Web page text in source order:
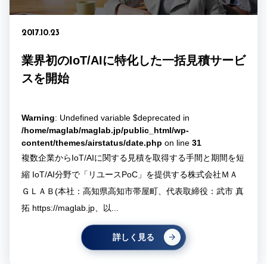
2017.10.23
業界初のIoT/AIに特化した一括見積サービ
スを開始
Warning: Undefined variable $deprecated in
/home/maglab/maglab.jp/public_html/wp-
content/themes/airstatus/date.php on line 31
複数企業からIoT/AIに関する見積を取得する手間と期間を短
縮 IoT/AI分野で「リユースPoC」を提供する株式会社ＭＡ
ＧＬＡＢ(本社：高知県高知市帯屋町、代表取締役：武市 真
拓 https://maglab.jp、以...
詳しく見る